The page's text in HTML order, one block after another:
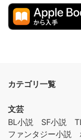
カテゴリ一覧
文芸
BL小説
SF小説
ファンタジー小説